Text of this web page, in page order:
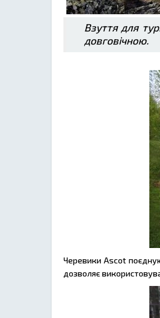
Взуття для
довговічною.
Черевики Ascot
дозволяє